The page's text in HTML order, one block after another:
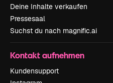
Deine Inhalte verkaufen
Pressesaal
Suchst du nach magnific.ai
Kontakt aufnehmen
Kundensupport